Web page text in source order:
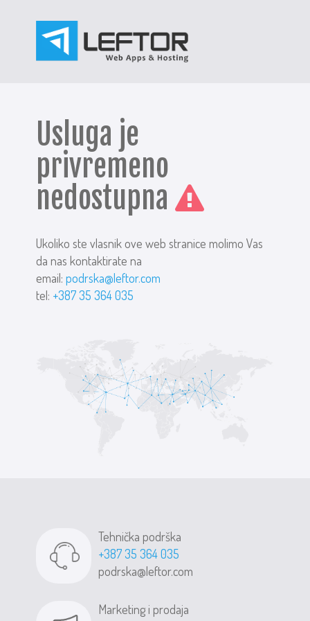
Usluga je
privremeno
nedostupna
Ukoliko ste vlasnik ove web stranice molimo Vas
da nas kontaktirate na
email:podrska@leftor.com
tel: +387 35 364 035
Tehnička podrška
+387 35 364 035
podrska@leftor.com
Marketing i prodaja